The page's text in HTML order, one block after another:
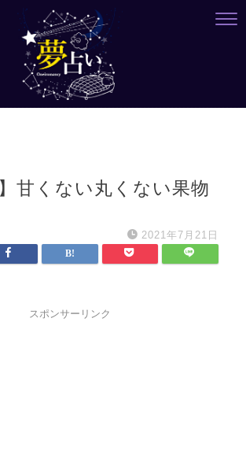
】甘くない丸くない果物
2021年7月21日
スポンサーリンク